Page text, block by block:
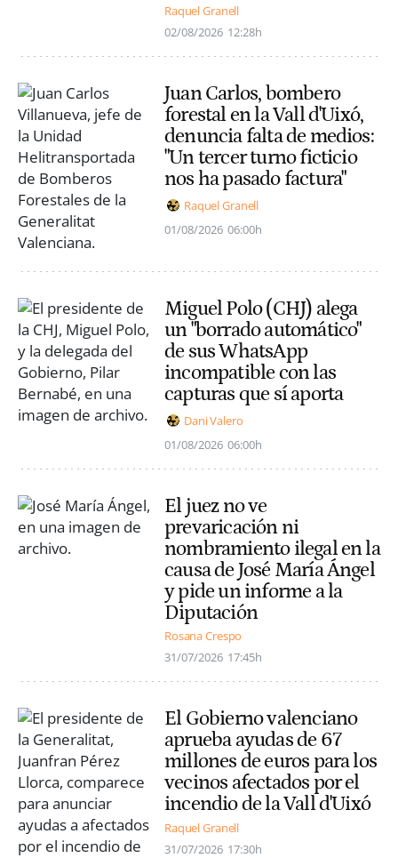
Raquel Granell
02/08/2026 12:28h
Juan Carlos, bombero
forestal en la Vall d'Uixó,
denuncia falta de medios:
"Un tercer turno ficticio
nos ha pasado factura"
Raquel Granell
01/08/2026 06:00h
Miguel Polo (CHJ) alega
un "borrado automático"
de sus WhatsApp
incompatible con las
capturas que sí aporta
Dani Valero
01/08/2026 06:00h
El juez no ve
prevaricación ni
nombramiento ilegal en la
causa de José María Ángel
y pide un informe a la
Diputación
Rosana Crespo
31/07/2026 17:45h
El Gobierno valenciano
aprueba ayudas de 67
millones de euros para los
vecinos afectados por el
incendio de la Vall d'Uixó
Raquel Granell
31/07/2026 17:30h